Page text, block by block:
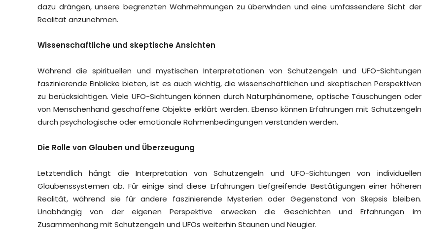
dazu drängen, unsere begrenzten Wahrnehmungen zu überwinden und eine umfassendere Sicht der
Realität anzunehmen.
Wissenschaftliche und skeptische Ansichten
Während die spirituellen und mystischen Interpretationen von Schutzengeln und UFO-Sichtungen
faszinierende Einblicke bieten, ist es auch wichtig, die wissenschaftlichen und skeptischen Perspektiven
zu berücksichtigen. Viele UFO-Sichtungen können durch Naturphänomene, optische Täuschungen oder
von Menschenhand geschaffene Objekte erklärt werden. Ebenso können Erfahrungen mit Schutzengeln
durch psychologische oder emotionale Rahmenbedingungen verstanden werden.
Die Rolle von Glauben und Überzeugung
Letztendlich hängt die Interpretation von Schutzengeln und UFO-Sichtungen von individuellen
Glaubenssystemen ab. Für einige sind diese Erfahrungen tiefgreifende Bestätigungen einer höheren
Realität, während sie für andere faszinierende Mysterien oder Gegenstand von Skepsis bleiben.
Unabhängig von der eigenen Perspektive erwecken die Geschichten und Erfahrungen im
Zusammenhang mit Schutzengeln und UFOs weiterhin Staunen und Neugier.